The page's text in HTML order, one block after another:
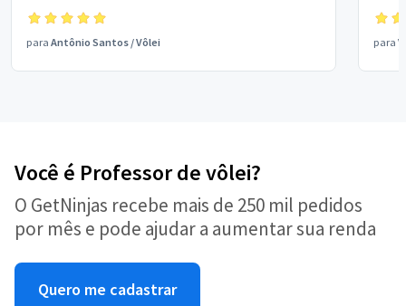
para Antônio Santos /Vôlei para
Você é Professor de vôlei?
O GetNinjas recebe mais de 250 mil pedidos
por mês e pode ajudar a aumentar sua renda
Quero me cadastrar